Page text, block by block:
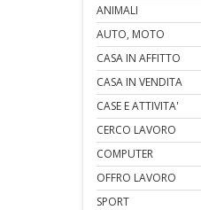
ANIMALI
AUTO, MOTO
CASA IN AFFITTO
CASA IN VENDITA
CASE E ATTIVITA'
CERCO LAVORO
COMPUTER
OFFRO LAVORO
SPORT